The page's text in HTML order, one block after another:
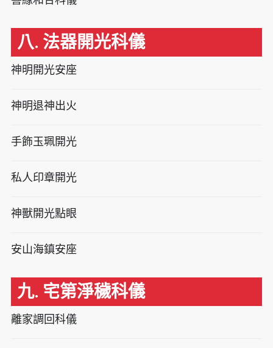
八. 法器開光科儀
神明開光安座
神明退神出火
手飾玉珮開光
私人印章開光
神獸開光點眼
安山海鎮安座
九. 宅第淨穢科儀
離家調回科儀